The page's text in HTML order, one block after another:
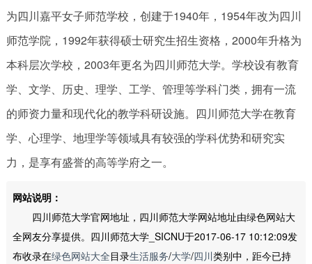
为四川嘉平女子师范学校，创建于1940年，1954年改为四川
师范学院，1992年获得硕士研究生招生资格，2000年升格为
本科层次学校，2003年更名为四川师范大学。学校设有教育
学、文学、历史、理学、工学、管理等学科门类，拥有一流
的师资力量和现代化的教学科研设施。四川师范大学在教育
学、心理学、地理学等领域具有较强的学科优势和研究实
力，是享有盛誉的高等学府之一。
网站说明：
四川师范大学官网地址，四川师范大学网站地址由绿色网站大
全网友分享提供。四川师范大学_SICNU于2017-06-17 10:12:09发
布收录在绿色网站大全目录生活服务/大学/四川类别中，距今已持